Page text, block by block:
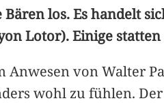
los. Es handelt
Lotor). Einige
Anwesen von Walter
wohl zu fühlen.